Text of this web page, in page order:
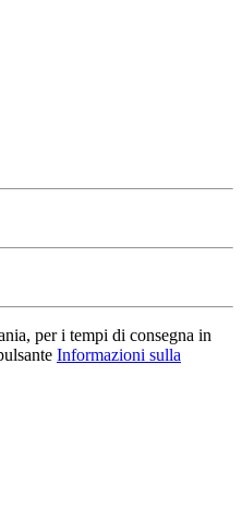
per i tempi di consegna in
Informazioni sulla